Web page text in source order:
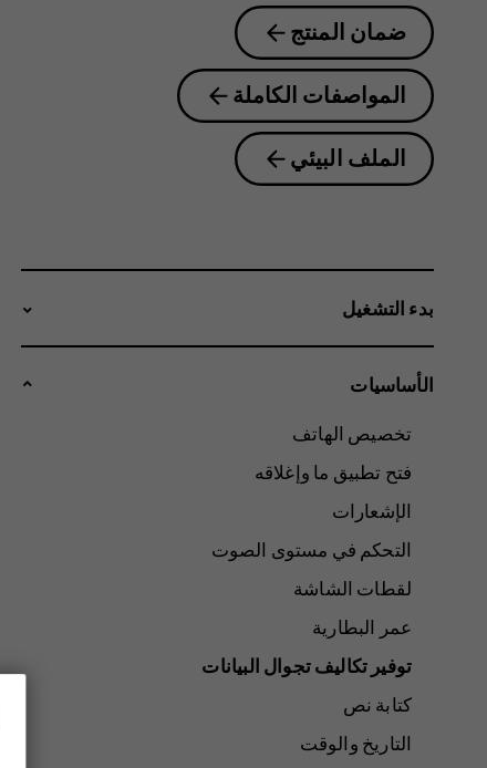
ضمان المنتج
المواصفات الكاملة
الملف البيئي
بدء التشغيل
الأساسيات
تخصيص الهاتف
فتح تطبيق ما وإغلاقه
الإشعارات
التحكم في مستوى الصوت
لقطات الشاشة
عمر البطارية
توفير تكاليف تجوال البيانات
كتابة نص
التاريخ والوقت